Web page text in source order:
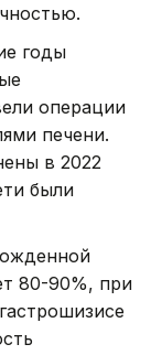
годы
операции
печени.
в 2022
были
80-90%, при